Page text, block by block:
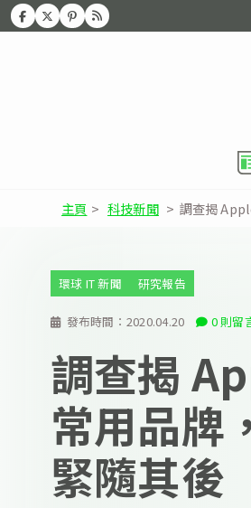
主頁 > 科技新聞 > 調查揭
發布時間： 2020.04.20 0 則留
環球 IT 新聞 研究報告
調查揭
常用品
緊隨其後